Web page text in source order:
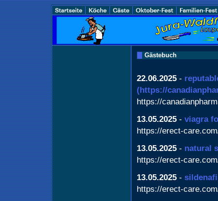
Gästebuch
22.06.2025 -
(https://
https://
13.05.2025 - viagra
https://erect-
13.05.2025 - natural
https://erect-
13.05.2025 -
https://erect-